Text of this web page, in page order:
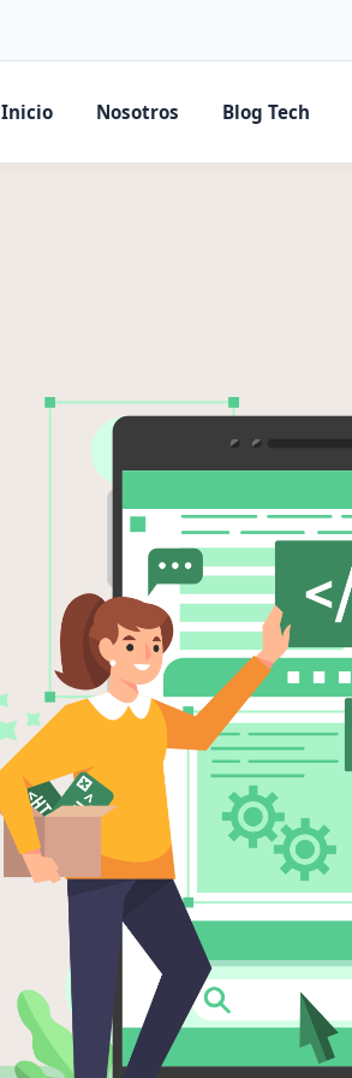
Inicio Nosotros Blog Tech